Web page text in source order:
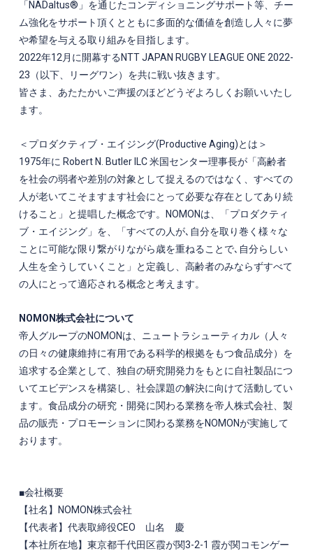
「NADaltus®」を通じたコンディショニングサポート等、チー
ム強化をサポート頂くとともに多面的な価値を創造し人々に夢
や希望を与える取り組みを目指します。
2022年12月に開幕するNTT JAPAN RUGBY LEAGUE ONE 2022-
23（以下、リーグワン）を共に戦い抜きます。
皆さま、あたたかいご声援のほどどうぞよろしくお願いいたし
ます。
＜プロダクティブ・エイジング(Productive Aging)とは＞
1975年に Robert N. Butler ILC ⽶国センター理事⻑が「⾼齢者
を社会の弱者や差別の対象として捉えるのではなく、すべての
⼈が⽼いてこそますます社会にとって必要な存在としてあり続
けること」と提唱した概念です。NOMONは、「プロダクティ
ブ・エイジング」を、「すべての人が､自分を取り巻く様々な
ことに可能な限り繋がりながら歳を重ねることで､自分らしい
人生を全うしていくこと」と定義し、高齢者のみならずすべて
の人にとって適応される概念と考えます。
NOMON株式会社について
帝人グループのNOMONは、ニュートラシューティカル（人々
の日々の健康維持に有用である科学的根拠をもつ食品成分）を
追求する企業として、独自の研究開発力をもとに自社製品につ
いてエビデンスを構築し、社会課題の解決に向けて活動してい
ます。食品成分の研究・開発に関わる業務を帝人株式会社、製
品の販売・プロモーションに関わる業務をNOMONが実施して
おります。
■会社概要
【社名】NOMON株式会社
【代表者】代表取締役CEO 山名 慶
【本社所在地】東京都千代田区霞が関3-2-1 霞が関コモンゲー